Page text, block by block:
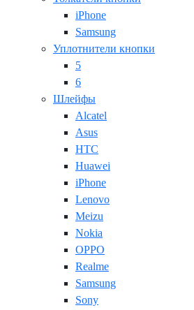
iPhone
Samsung
Уплотнители кнопки
5
6
Шлейфы
Alcatel
Asus
HTC
Huawei
iPhone
Lenovo
Meizu
Nokia
OPPO
Realme
Samsung
Sony